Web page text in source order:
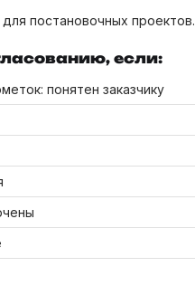
для постановочных проектов.
если:
понятен заказчику